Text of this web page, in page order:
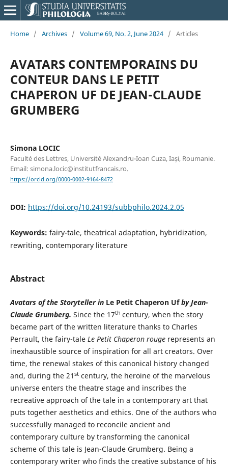
Home / Archives / Volume 69, No. 2, June 2024 / Articles
AVATARS CONTEMPORAINS DU
CONTEUR DANS LE PETIT
CHAPERON UF DE JEAN-CLAUDE
GRUMBERG
Simona LOCIC
Faculté des Lettres, Université Alexandru-Ioan Cuza, Iași, Roumanie.
Email: simona.locic@institutfrancais.ro.
https://orcid.org/0000-0002-9164-8472
DOI: https://doi.org/10.24193/subbphilo.2024.2.05
Keywords: fairy-tale, theatrical adaptation, hybridization,
rewriting, contemporary literature
Abstract
Avatars of the Storyteller in Le Petit Chaperon Ufby Jean-
Claude Grumberg. Since the 17th century, when the story
became part of the written literature thanks to Charles
Perrault, the fairy-tale Le Petit Chaperon rougerepresents an
inexhaustible source of inspiration for all art creators. Over
time, the renewal stakes of this canonical history changed
and, during the 21 stcentury, the heroine of the marvelous
universe enters the theatre stage and inscribes the
recreative approach of the tale in a contemporary art that
puts together aesthetics and ethics. One of the authors who
successfully managed to reconcile ancient and
contemporary culture by transforming the canonical
scheme of this tale is Jean-Claude Grumberg. Being a
contemporary writer who finds the creative substance of his